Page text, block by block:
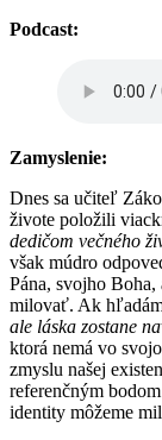
Podcast:
Zamyslenie:
Dnes sa učiteľ
živote položili
dedičom večného
však múdro
Pána, svojho
milovať. Ak
ale láska zostane
ktorá nemá vo
zmyslu našej
referenčným
identity môžeme